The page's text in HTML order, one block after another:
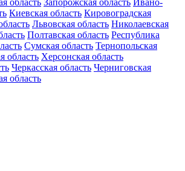
область Запорожская область Ивано-
Киевская область Кировоградская
Львовская область Николаевская
Полтавская область Республика
Сумская область Тернопольская
область Херсонская область
Черкасская область Черниговская
область